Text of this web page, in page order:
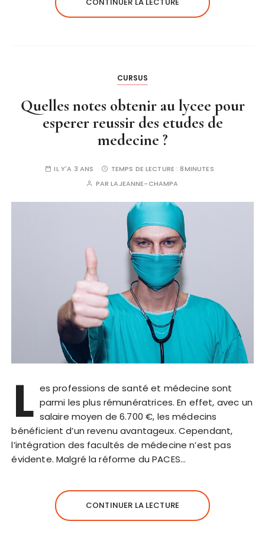
CURSUS
Quelles notes obtenir au lycee pour
esperer reussir des etudes de
medecine ?
IL Y'A 3 ANS TEMPS DE LECTURE :8MINUTES
PARLAJEANNE-CHAMPA
L es professions de santé et médecine sont
parmi les plus rémunératrices. En effet, avec un
salaire moyen de 6.700 €, les médecins
bénéficient d’un revenu avantageux. Cependant,
l’intégration des facultés de médecine n’est pas
évidente. Malgré la réforme du PACES…
CONTINUER LA LECTURE